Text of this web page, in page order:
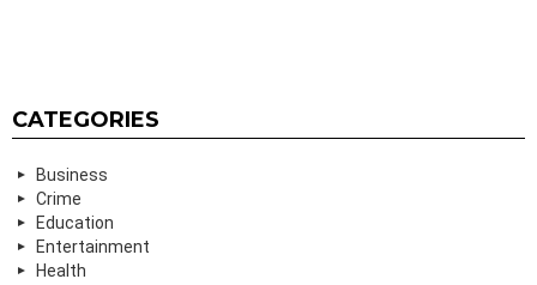
CATEGORIES
Business
Crime
Education
Entertainment
Health